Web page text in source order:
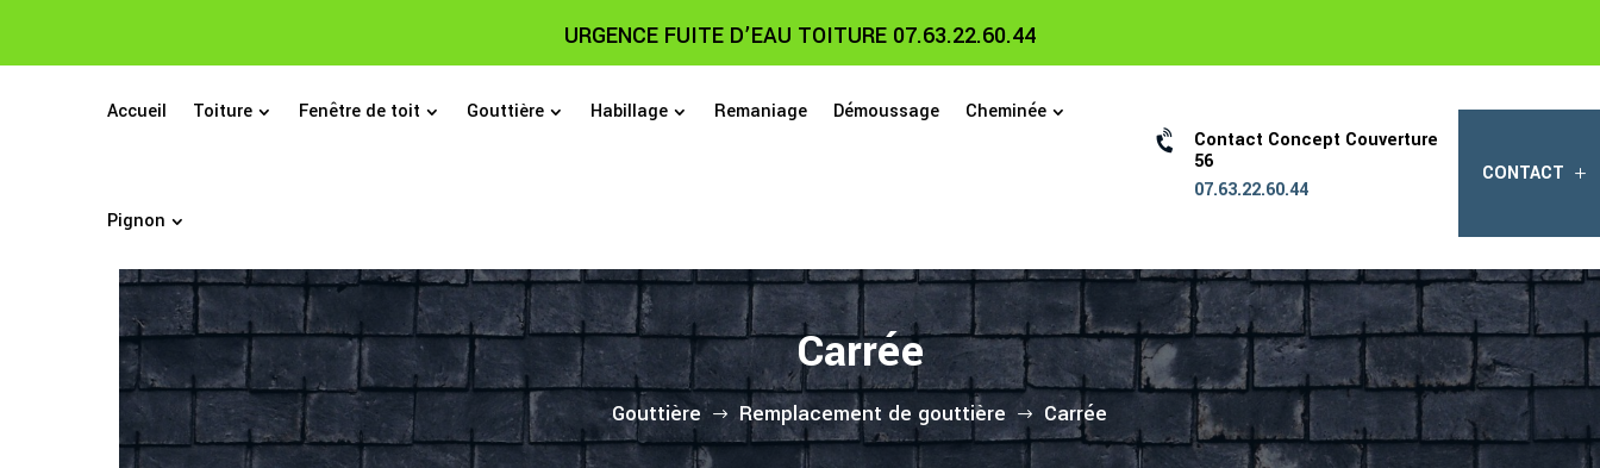
URGENCE FUITE D’EAU TOITURE 07.63.22.60.44
Accueil Toiture Fenêtre de toit Gouttière Habillage Remaniage Démoussage Cheminée
Pignon

Contact Concept Couverture
56
07.63.22.60.44
CONTACT
Carrée
Gouttière $ Remplacement de gouttière $ Carrée